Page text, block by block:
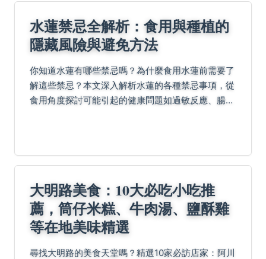
水蓮禁忌全解析：食用與種植的
隱藏風險與避免方法
你知道水蓮有哪些禁忌嗎？為什麼食用水蓮前需要了
解這些禁忌？本文深入解析水蓮的各種禁忌事項，從
食用角度探討可能引起的健康問題如過敏反應、腸胃
大明路美食：10大必吃小吃推
薦，筒仔米糕、牛肉湯、鹽酥雞
等在地美味精選
尋找大明路的美食天堂嗎？精選10家必訪店家：阿川